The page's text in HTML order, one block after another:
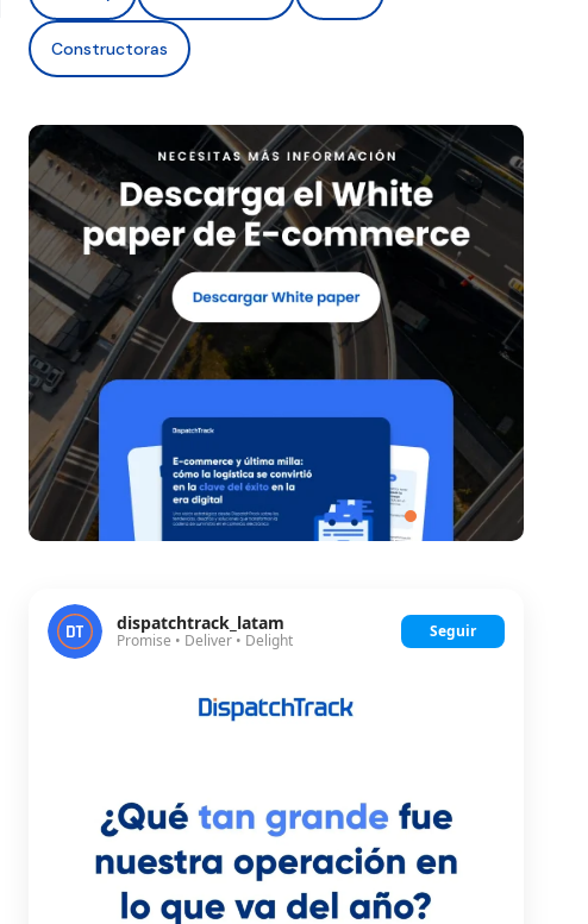
Constructoras
dispatchtrack_latam
Promise • Deliver • Delight Seguir